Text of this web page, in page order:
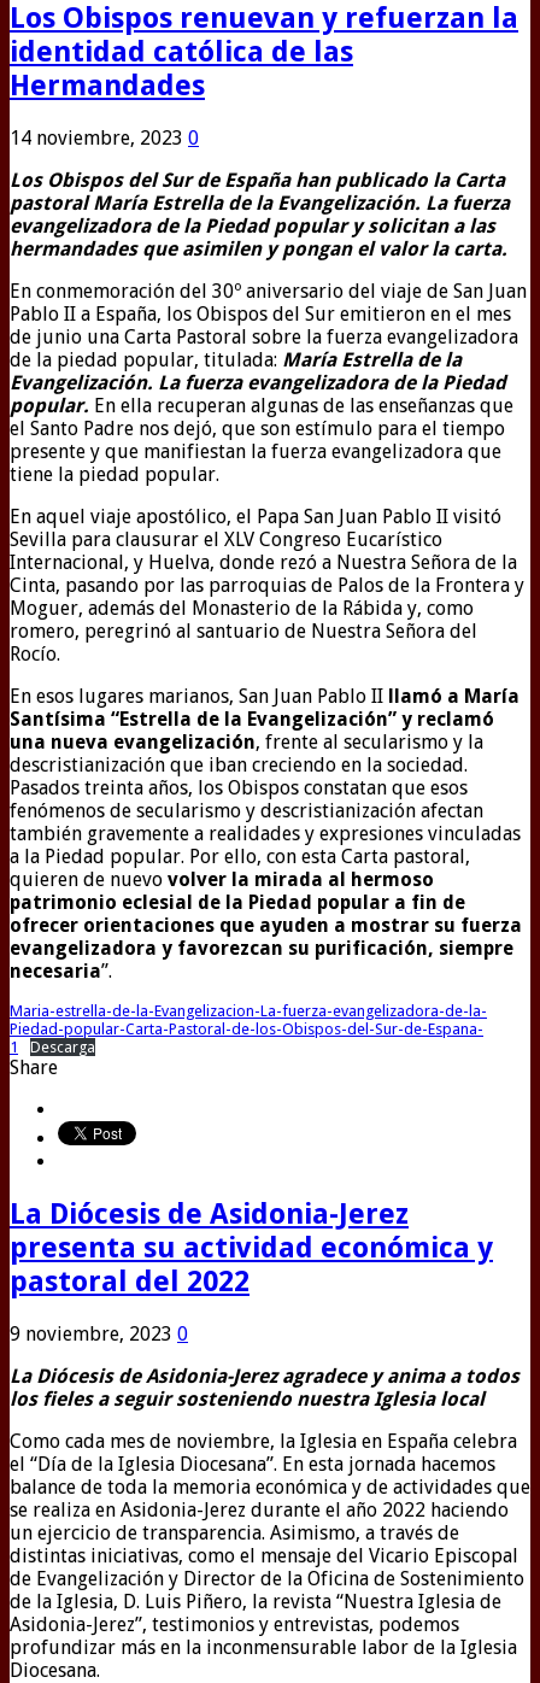
Los Obispos renuevan y refuerzan la
identidad católica de las
Hermandades
14 noviembre, 2023 0
Los Obispos del Sur de España han publicado la Carta
pastoral María Estrella de la Evangelización. La fuerza
evangelizadora de la Piedad popular y solicitan a las
hermandades que asimilen y pongan el valor la carta.
En conmemoración del 30º aniversario del viaje de San Juan
Pablo II a España, los Obispos del Sur emitieron en el mes
de junio una Carta Pastoral sobre la fuerza evangelizadora
de la piedad popular, titulada: María Estrella de la
Evangelización. La fuerza evangelizadora de la Piedad
popular. En ella recuperan algunas de las enseñanzas que
el Santo Padre nos dejó, que son estímulo para el tiempo
presente y que manifiestan la fuerza evangelizadora que
tiene la piedad popular.
En aquel viaje apostólico, el Papa San Juan Pablo II visitó
Sevilla para clausurar el XLV Congreso Eucarístico
Internacional, y Huelva, donde rezó a Nuestra Señora de la
Cinta, pasando por las parroquias de Palos de la Frontera y
Moguer, además del Monasterio de la Rábida y, como
romero, peregrinó al santuario de Nuestra Señora del
Rocío.
En esos lugares marianos, San Juan Pablo II llamó a María
Santísima “Estrella de la Evangelización” y reclamó
una nueva evangelización, frente al secularismo y la
descristianización que iban creciendo en la sociedad.
Pasados treinta años, los Obispos constatan que esos
fenómenos de secularismo y descristianización afectan
también gravemente a realidades y expresiones vinculadas
a la Piedad popular. Por ello, con esta Carta pastoral,
quieren de nuevo volver la mirada al hermoso
patrimonio eclesial de la Piedad popular a fin de
ofrecer orientaciones que ayuden a mostrar su fuerza
evangelizadora y favorezcan su purificación, siempre
necesaria”.
Maria-estrella-de-la-Evangelizacion-La-fuerza-evangelizadora-de-la-
Piedad-popular-Carta-Pastoral-de-los-Obispos-del-Sur-de-Espana-
1
Descarga
Share
La Diócesis de Asidonia-Jerez
presenta su actividad económica y
pastoral del 2022
9 noviembre, 2023 0
La Diócesis de Asidonia-Jerez agradece y anima a todos
los fieles a seguir sosteniendo nuestra Iglesia local
Como cada mes de noviembre, la Iglesia en España celebra
el “Día de la Iglesia Diocesana”. En esta jornada hacemos
balance de toda la memoria económica y de actividades que
se realiza en Asidonia-Jerez durante el año 2022 haciendo
un ejercicio de transparencia. Asimismo, a través de
distintas iniciativas, como el mensaje del Vicario Episcopal
de Evangelización y Director de la Oficina de Sostenimiento
de la Iglesia, D. Luis Piñero, la revista “Nuestra Iglesia de
Asidonia-Jerez”, testimonios y entrevistas, podemos
profundizar más en la inconmensurable labor de la Iglesia
Diocesana.